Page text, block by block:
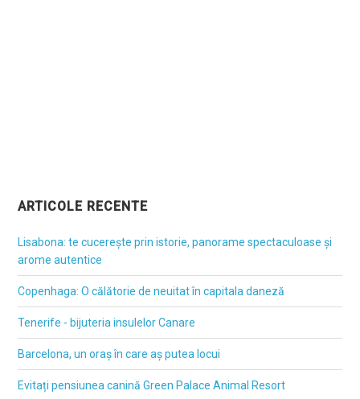
ARTICOLE RECENTE
Lisabona: te cucerește prin istorie, panorame spectaculoase și
arome autentice
Copenhaga: O călătorie de neuitat în capitala daneză
Tenerife - bijuteria insulelor Canare
Barcelona, un oraș în care aș putea locui
Evitați pensiunea canină Green Palace Animal Resort